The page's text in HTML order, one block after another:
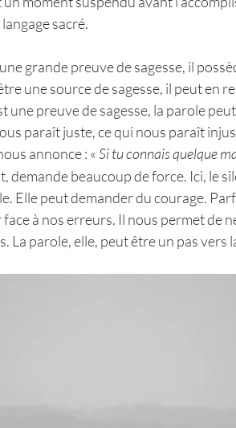
sacré.
grande preuve de sagesse, il
une source de sagesse, il peut en
une preuve de sagesse, la parole
paraît juste, ce qui nous paraît
annonce : « Si tu connais quelque
demande beaucoup de force. Ici, le
Elle peut demander du courage.
à nos erreurs. Il nous permet de
La parole, elle, peut être un pas vers